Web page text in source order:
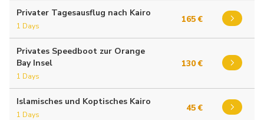
Privater Tagesausflug nach Kairo
1 Days
165 €
Privates Speedboot zur Orange
Bay Insel
1 Days
130 €
Islamisches und Koptisches Kairo
1 Days
45 €